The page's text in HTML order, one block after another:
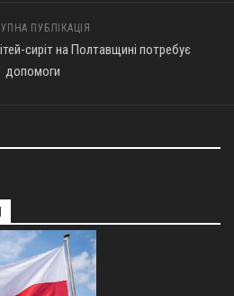
ПУБЛІКАЦІЯ
сиріт на Полтавщині потребує
допомоги